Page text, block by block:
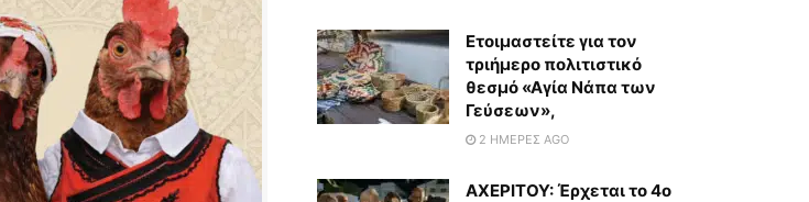
Eτοιμαστείτε για τον
τριήμερο πολιτιστικό
θεσμό «Αγία Νάπα των
Γεύσεων»,
2 ΗΜΈΡΕΣ AGO
ΑΧΕΡΙΤΟΥ: Έρχεται το 4ο